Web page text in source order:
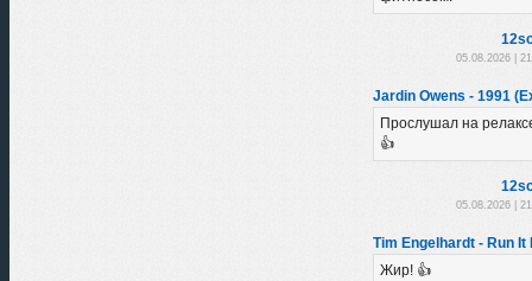
05.08.2026 |
Jardin Owens - 1991
Прослушал на
👍
05.08.2026 |
Tim Engelhardt - Run
Жир! 👍